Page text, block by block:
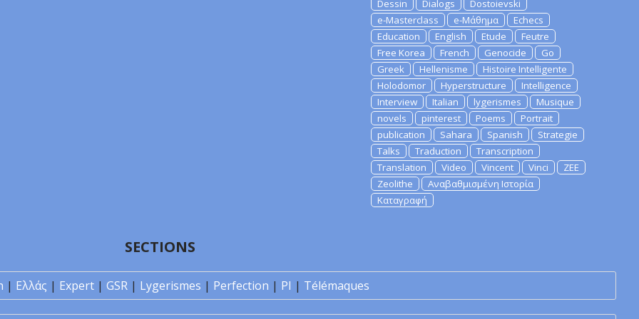
Dessin
Dialogs
Dostoievski
e-Masterclass
e-Μάθημα
Echecs
Education
English Etude
Feutre
Free Korea
French Genocide
Go
Greek
Hellenisme
Histoire Intelligente
Holodomor
Hyperstructure
Intelligence
Interview
Italian lygerismes
Musique
novels
pinterest Poems
Portrait
publication
Sahara Spanish
Strategie
Talks
Traduction
Transcription
Translation
Video Vincent Vinci
ZEE
Zeolithe
Αναβαθμισμένη Ιστορία
Καταγραφή
SECTIONS
| Ελλάς | Expert | GSR | Lygerismes | Perfection | PI | Télémaques